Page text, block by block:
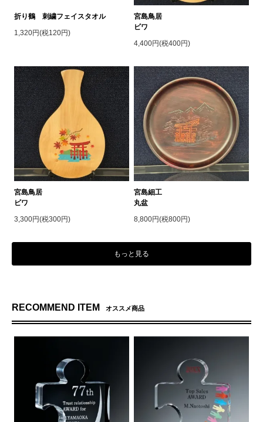
折り鶴 刺繍フェイスタオル
1,320円(税120円)
宮島鳥居
ビワ
4,400円(税400円)
宮島鳥居
ビワ
3,300円(税300円)
宮島細工
丸盆
8,800円(税800円)
もっと見る
RECOMMEND ITEM オススメ商品